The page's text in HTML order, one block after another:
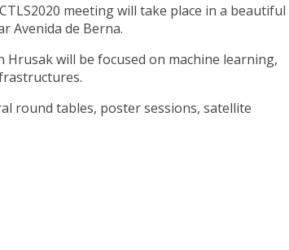
meeting will take place in a beautiful
Avenida de Berna.
Hrusak will be focused on machine learning,
round tables, poster sessions, satellite